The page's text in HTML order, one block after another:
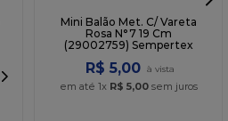
Mini Balão Met. C/ Vareta
Rosa N°7 19 Cm
(29002759) Sempertex
R$ 5,00
em até 1x R$ 5,00sem juros